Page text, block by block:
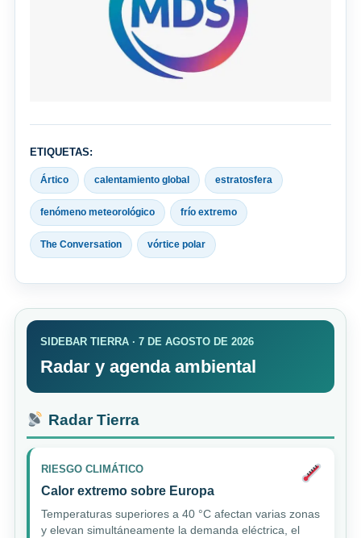
ETIQUETAS:
Ártico calentamiento global estratosfera
fenómeno meteorológico frío extremo
The Conversation vórtice polar
SIDEBAR TIERRA · 7 DE AGOSTO DE 2026
Radar y agenda ambiental
Radar Tierra
RIESGO CLIMÁTICO
Calor extremo sobre Europa
Temperaturas superiores a 40 °C afectan varias zonas
y elevan simultáneamente la demanda eléctrica, el